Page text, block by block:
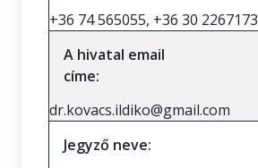
+36 74 565055, +36 30 2267173
A hivatal email
címe:
dr.kovacs.ildiko@gmail.com
Jegyző neve: